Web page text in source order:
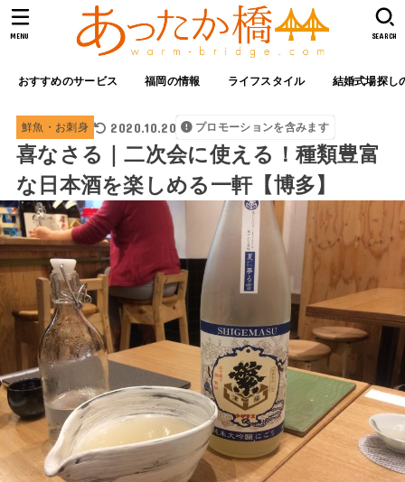
おすすめのサービス 福岡の情報 ライフスタイル 結婚式場探し
SEARCH
MENU
鮮魚・お刺身 2020.10.20 プロモーションを含みます
喜なさる｜二次会に使える！種類豊富
な日本酒を楽しめる一軒【博多】